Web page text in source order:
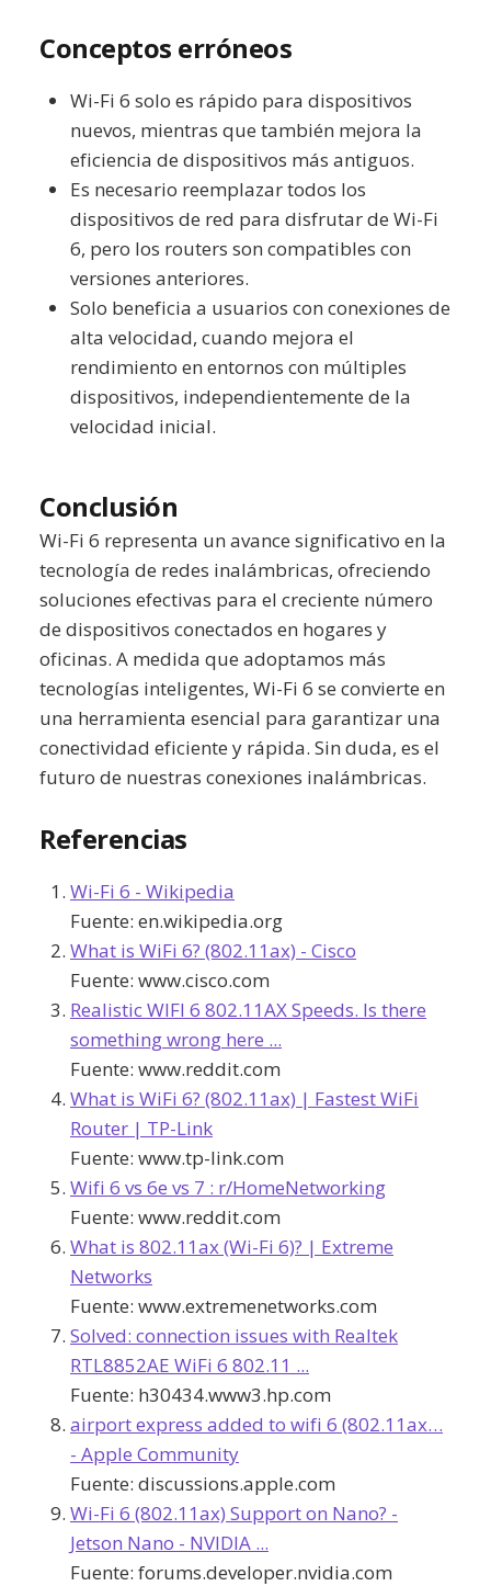
Conceptos erróneos
Wi-Fi 6 solo es rápido para dispositivos
nuevos, mientras que también mejora la
eficiencia de dispositivos más antiguos.
Es necesario reemplazar todos los
dispositivos de red para disfrutar de Wi-Fi
6, pero los routers son compatibles con
versiones anteriores.
Solo beneficia a usuarios con conexiones de
alta velocidad, cuando mejora el
rendimiento en entornos con múltiples
dispositivos, independientemente de la
velocidad inicial.
Conclusión
Wi-Fi 6 representa un avance significativo en la
tecnología de redes inalámbricas, ofreciendo
soluciones efectivas para el creciente número
de dispositivos conectados en hogares y
oficinas. A medida que adoptamos más
tecnologías inteligentes, Wi-Fi 6 se convierte en
una herramienta esencial para garantizar una
conectividad eficiente y rápida. Sin duda, es el
futuro de nuestras conexiones inalámbricas.
Referencias
Wi-Fi 6 - Wikipedia
Fuente: en.wikipedia.org
What is WiFi 6? (802.11ax) - Cisco
Fuente: www.cisco.com
Realistic WIFI 6 802.11AX Speeds. Is there
something wrong here ...
Fuente: www.reddit.com
What is WiFi 6? (802.11ax) | Fastest WiFi
Router | TP-Link
Fuente: www.tp-link.com
Wifi 6 vs 6e vs 7 : r/HomeNetworking
Fuente: www.reddit.com
What is 802.11ax (Wi-Fi 6)? | Extreme
Networks
Fuente: www.extremenetworks.com
Solved: connection issues with Realtek
RTL8852AE WiFi 6 802.11 ...
Fuente: h30434.www3.hp.com
airport express added to wifi 6 (802.11ax…
- Apple Community
Fuente: discussions.apple.com
Wi-Fi 6 (802.11ax) Support on Nano? -
Jetson Nano - NVIDIA ...
Fuente: forums.developer.nvidia.com